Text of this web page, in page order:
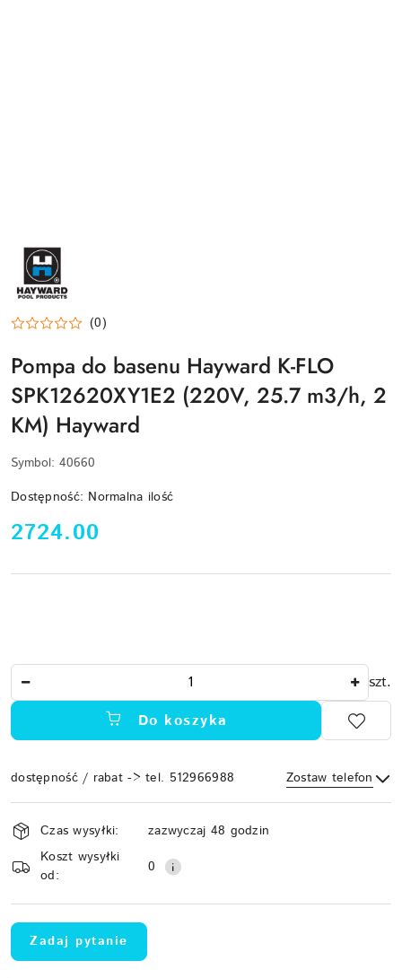
HAYWARD-
LOGO
(0)
Pompa do basenu Hayward K-FLO
SPK12620XY1E2 (220V, 25.7 m3/h, 2
KM) Hayward
Symbol: 40660
Dostępność: Normalna ilość
cena:
2724.00
szt.
Do koszyka
dostępność / rabat -> tel. 512966988 Zostaw telefon
Wyślij
Dostępność
i
dostawa
Czas wysyłki:
zazwyczaj 48 godzin
Koszt wysyłki
od:
0
Zadaj pytanie